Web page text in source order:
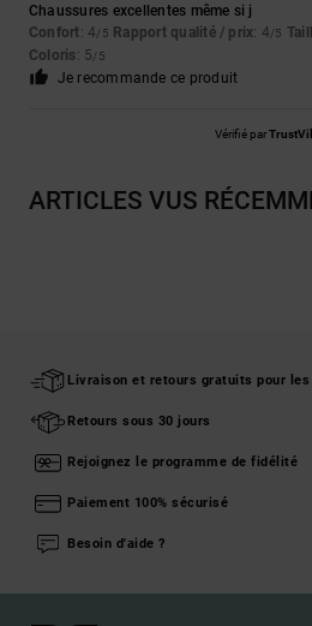
Chaussures excellentes même si j
Confort: 4/5 Rapport qualité / prix: 4/5
Coloris: 5/5
Je recommande ce produit
Vérifié par
ARTICLES VUS
Livraison et retours gratuits pour les
Retours sous 30 jours
Rejoignez le programme de fidélité
Paiement 100% sécurisé
Besoin d'aide ?